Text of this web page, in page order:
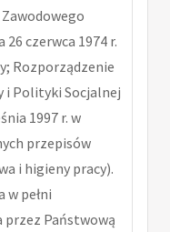
26 czerwca 1974 r.
Rozporządzenie
i Polityki Socjalnej
1997 r. w
przepisów
i higieny pracy).
w pełni
Państwową